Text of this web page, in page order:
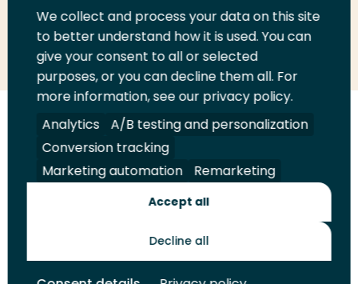
Deel
LinkedIn
Deel
op
Twitter
Deel
op
Facebook
Email
deze
pagina
Print
deze
pagina
Volg
ons
op
LinkedIn
Volg
ons
op
Facebook
Volg
ons
op
YouTube
Volg
ons
op
Instagram
Juridisch Security A-Z Index
Contact
Toekomstmakers
We collect and process your data on this site
to better understand how it is used. You can
give your consent to all or selected
purposes, or you can decline them all. For
more information, see our privacy policy.
Analytics
A/B testing and personalization
Conversion tracking
Marketing automation
Remarketing
Accept all
Decline all